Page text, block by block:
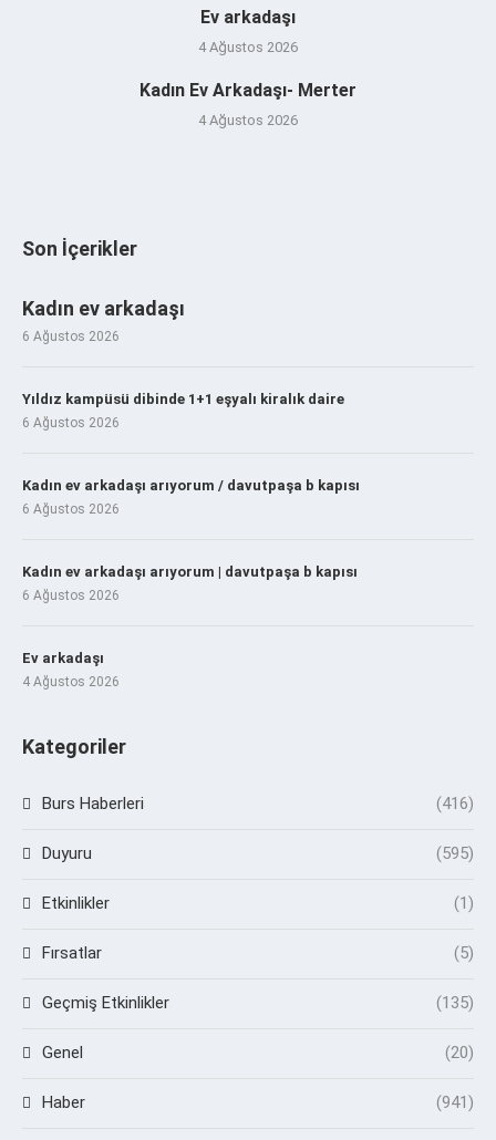
Ev arkadaşı
4 Ağustos 2026
Kadın Ev Arkadaşı- Merter
4 Ağustos 2026
Son İçerikler
Kadın ev arkadaşı
6 Ağustos 2026
Yıldız kampüsü dibinde 1+1 eşyalı kiralık daire
6 Ağustos 2026
Kadın ev arkadaşı arıyorum / davutpaşa b kapısı
6 Ağustos 2026
Kadın ev arkadaşı arıyorum | davutpaşa b kapısı
6 Ağustos 2026
Ev arkadaşı
4 Ağustos 2026
Kategoriler
Burs Haberleri (416)
Duyuru (595)
Etkinlikler (1)
Fırsatlar (5)
Geçmiş Etkinlikler (135)
Genel (20)
Haber (941)